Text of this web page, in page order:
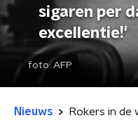
sigaren per
excellentie!'
foto:AFP
Nieuws